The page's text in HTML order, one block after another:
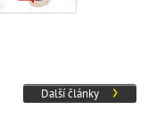
Další články